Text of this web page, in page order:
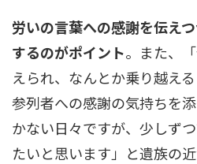
労いの言葉への感謝を伝え
するのがポイント。また、
えられ、なんとか乗り越え
参列者への感謝の気持ちを
かない日々ですが、少しず
たいと思います」と遺族の